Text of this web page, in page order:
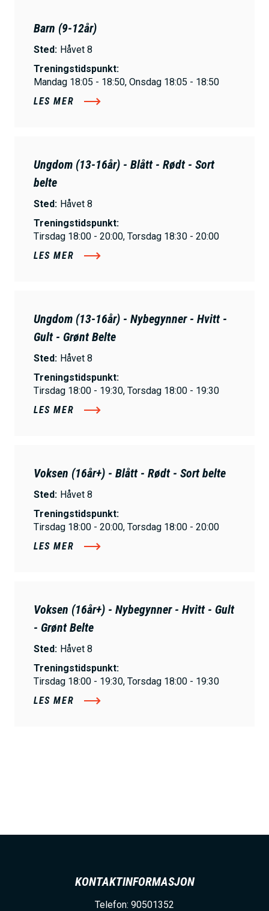
Barn (9-12år)
Sted: Håvet 8
Treningstidspunkt:
Mandag 18:05 - 18:50, Onsdag 18:05 - 18:50
LES MER
Ungdom (13-16år) - Blått - Rødt - Sort
belte
Sted: Håvet 8
Treningstidspunkt:
Tirsdag 18:00 - 20:00, Torsdag 18:30 - 20:00
LES MER
Ungdom (13-16år) - Nybegynner - Hvitt -
Gult - Grønt Belte
Sted: Håvet 8
Treningstidspunkt:
Tirsdag 18:00 - 19:30, Torsdag 18:00 - 19:30
LES MER
Voksen (16år+) - Blått - Rødt - Sort belte
Sted: Håvet 8
Treningstidspunkt:
Tirsdag 18:00 - 20:00, Torsdag 18:00 - 20:00
LES MER
Voksen (16år+) - Nybegynner - Hvitt - Gult
- Grønt Belte
Sted: Håvet 8
Treningstidspunkt:
Tirsdag 18:00 - 19:30, Torsdag 18:00 - 19:30
LES MER
KONTAKTINFORMASJON
Telefon: 90501352